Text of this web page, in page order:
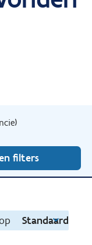
filters
Standaard